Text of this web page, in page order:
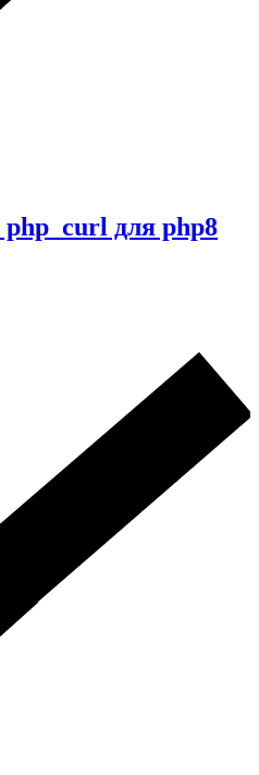
для php8